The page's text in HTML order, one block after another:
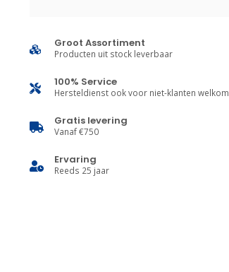
Groot Assortiment
Producten uit stock leverbaar
100% Service
Hersteldienst ook voor niet-klanten welkom
Gratis levering
Vanaf €750
Ervaring
Reeds 25 jaar